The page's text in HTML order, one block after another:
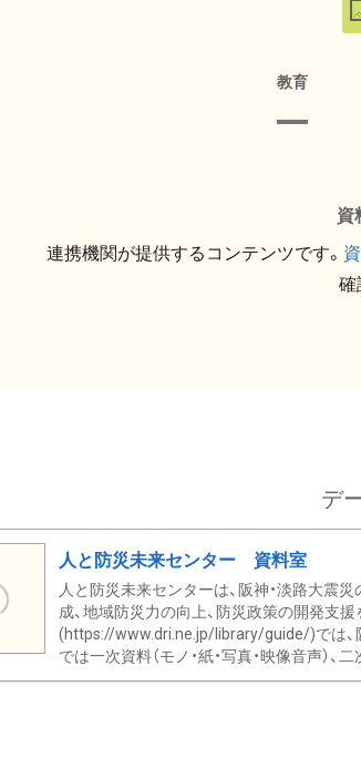
教育
資
連携機関が提供するコンテンツです。
確
デ
人と防災未来センター 資料室
人と防災未来センターは、阪神・淡路大震
成、地域防災力の向上、防災政策の開発支
(https://www.dri.ne.jp/library/guide/)では、
では一次資料（モノ・紙・写真・映像音声）、二